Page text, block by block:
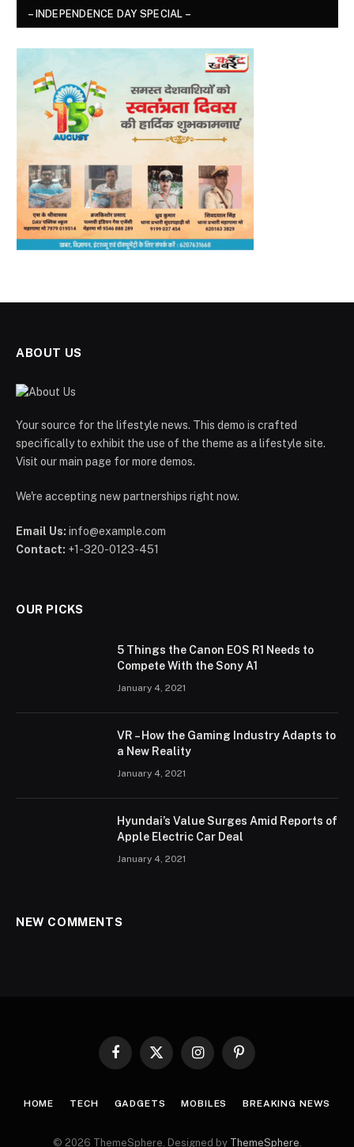
– INDEPENDENCE DAY SPECIAL –
ABOUT US
Your source for the lifestyle news. This demo is crafted
specifically to exhibit the use of the theme as a lifestyle site.
Visit our main page for more demos.
We're accepting new partnerships right now.
Email Us: info@example.com
Contact: +1-320-0123-451
OUR PICKS
5 Things the Canon EOS R1 Needs to
Compete With the Sony A1
January 4, 2021
VR – How the Gaming Industry Adapts to
a New Reality
January 4, 2021
Hyundai’s Value Surges Amid Reports of
Apple Electric Car Deal
January 4, 2021
NEW COMMENTS
Facebook
X
InstagramPinterest
HOME TECH GADGETS MOBILES BREAKING NEWS
© 2026 ThemeSphere. Designed by ThemeSphere